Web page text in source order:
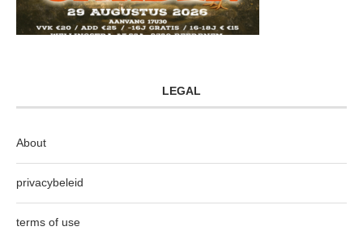
LEGAL
About
privacybeleid
terms of use